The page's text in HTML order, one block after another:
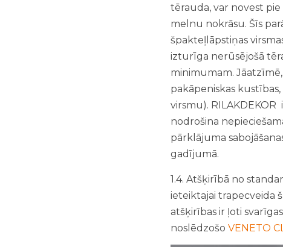
tērauda, var novest
melnu nokrāsu. Šīs
špakteļlāpstiņas
izturīga nerūsējošā
minimumam.
pakāpeniskas
virsmu).
nodrošina
pārklājuma
gadījumā.
1.4. Atšķirībā no
ieteiktajai trapecveida
atšķirības ir ļoti
noslēdzošo VENETO